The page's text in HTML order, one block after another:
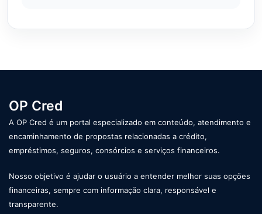
OP Cred
A OP Cred é um portal especializado em conteúdo, atendimento e
encaminhamento de propostas relacionadas a crédito,
empréstimos, seguros, consórcios e serviços financeiros.
Nosso objetivo é ajudar o usuário a entender melhor suas opções
financeiras, sempre com informação clara, responsável e
transparente.